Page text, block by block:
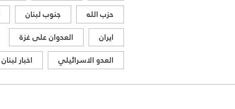
حزب الله
جنوب لبنان
ايران
العدوان على غزة
العدو الاسرائيلي
اخبار لبنان